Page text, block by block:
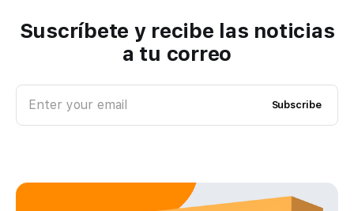
Suscríbete y recibe las noticias
a tu correo
Enter your email Subscribe